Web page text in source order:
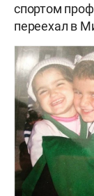
спортом
переехал в